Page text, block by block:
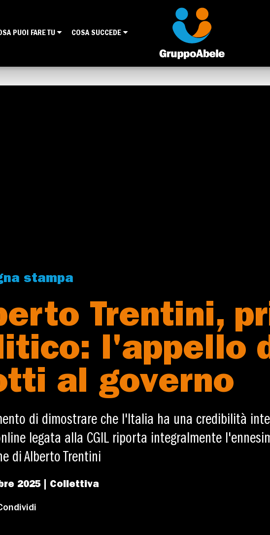
PUOI FARE TU COSA SUCCEDE
stampa
Trentini,
l'appello
al governo
di dimostrare che l'Italia ha una credibilità
legata alla CGIL riporta integralmente
di Alberto Trentini
2025 | Collettiva